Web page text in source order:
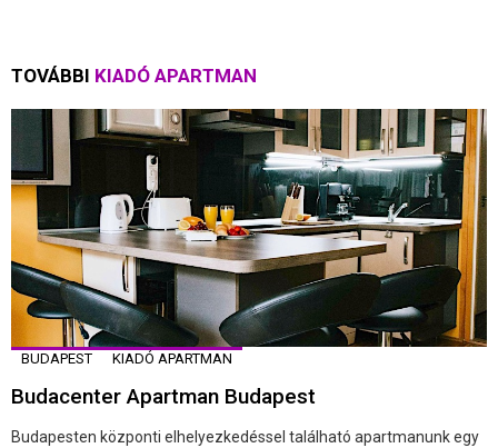
TOVÁBBI KIADÓ APARTMAN
BUDAPEST KIADÓ APARTMAN
Budacenter Apartman Budapest
Budapesten központi elhelyezkedéssel található apartmanunk egy